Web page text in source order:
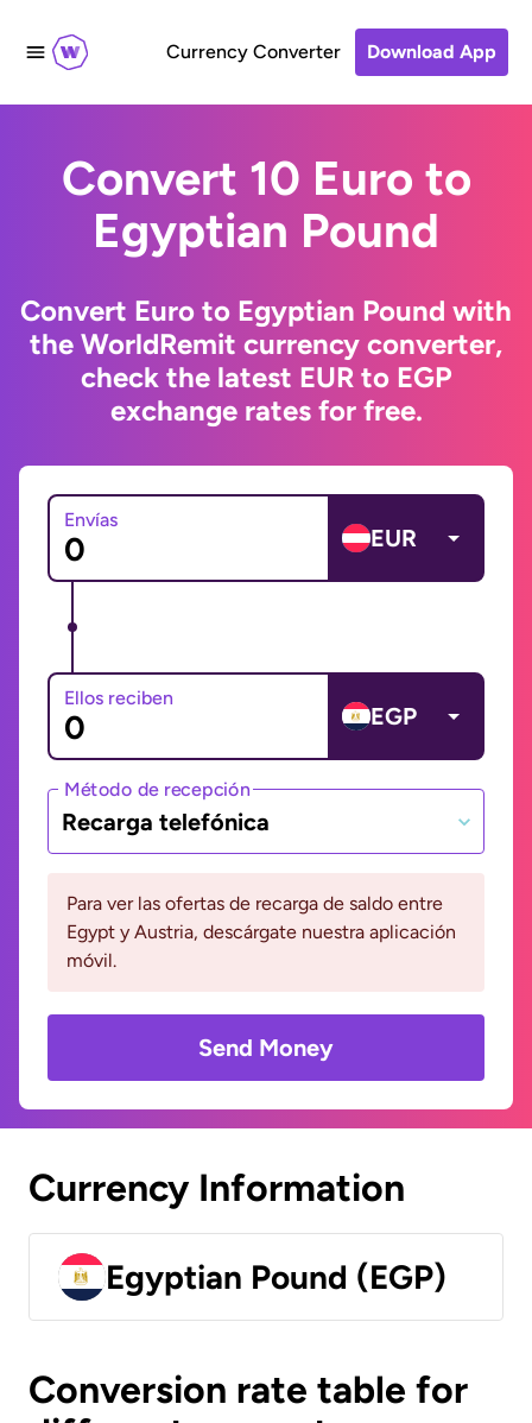
Currency Converter Download App
Convert 10 Euro to
Egyptian Pound
Convert Euro to Egyptian Pound with
the WorldRemit currency converter,
check the latest EUR to EGP
exchange rates for free.
Envías
EUR
Ellos reciben
EGP
Método de recepción
Recarga telefónica
Para ver las ofertas de recarga de saldo entre
Egypt y Austria, descárgate nuestra aplicación
móvil.
Send Money
Currency Information
Egyptian Pound (EGP)
Conversion rate table for